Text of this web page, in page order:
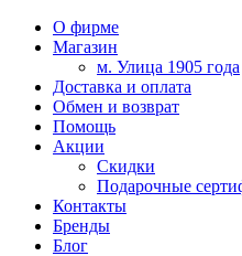
О фирме
Магазин
м. Улица 1905 года
Доставка и оплата
Обмен и возврат
Помощь
Акции
Скидки
Подарочные
Контакты
Бренды
Блог